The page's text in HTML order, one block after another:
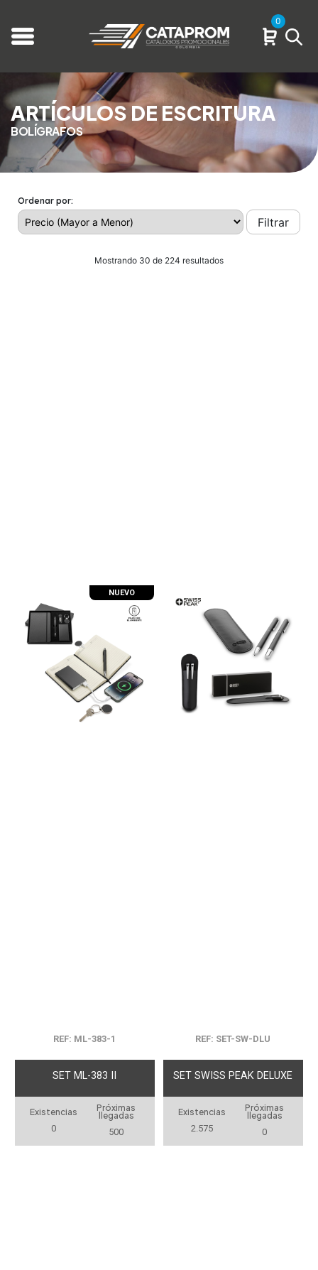
0
ARTÍCULOS DE ESCRITURA
BOLÍGRAFOS
Ordenar por:
Filtrar
Mostrando 30 de 224 resultados
NUEVO
REF: ML-383-1
SET ML-383 II
Existencias
0
Próximas
llegadas
500
REF: SET-SW-DLU
SET SWISS PEAK DELUXE
Existencias
2.575
Próximas
llegadas
0